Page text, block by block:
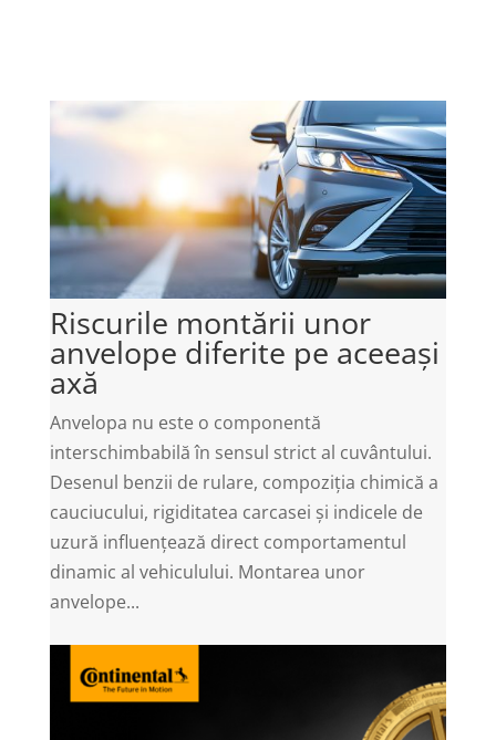
Riscurile montării unor
anvelope diferite pe aceeași
axă
Anvelopa nu este o componentă
interschimbabilă în sensul strict al cuvântului.
Desenul benzii de rulare, compoziția chimică a
cauciucului, rigiditatea carcasei și indicele de
uzură influențează direct comportamentul
dinamic al vehiculului. Montarea unor
anvelope...